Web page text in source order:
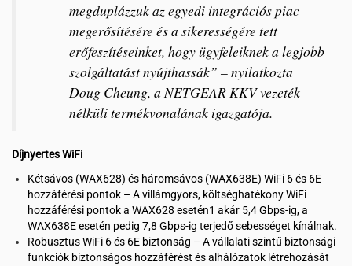
megduplázzuk az egyedi integrációs piac
megerősítésére és a sikerességére tett
erőfeszítéseinket, hogy ügyfeleiknek a legjobb
szolgáltatást nyújthassák” – nyilatkozta
Doug Cheung, a NETGEAR KKV vezeték
nélküli termékvonalának igazgatója.
Díjnyertes WiFi
Kétsávos (WAX628) és háromsávos (WAX638E) WiFi 6 és 6E
hozzáférési pontok – A villámgyors, költséghatékony WiFi
hozzáférési pontok a WAX628 esetén1 akár 5,4 Gbps-ig, a
WAX638E esetén pedig 7,8 Gbps-ig terjedő sebességet kínálnak.
Robusztus WiFi 6 és 6E biztonság – A vállalati szintű biztonsági
funkciók biztonságos hozzáférést és alhálózatok létrehozását